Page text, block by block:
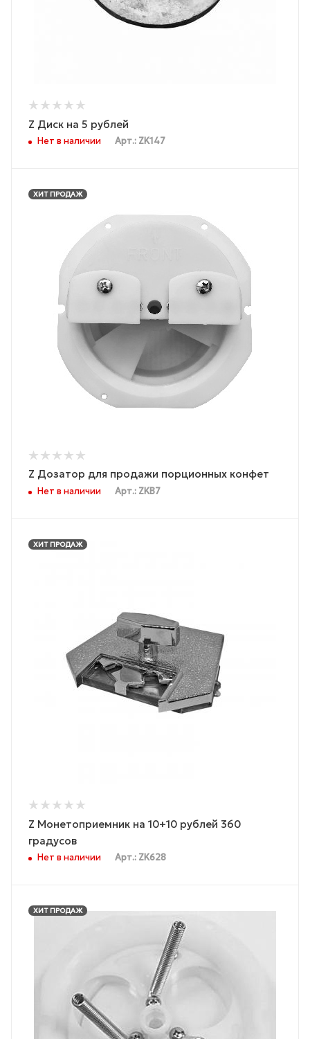
Z Диск на 5 рублей
Нет в наличии Арт.: ZK147
ХИТ ПРОДАЖ
Z Дозатор для продажи порционных конфет
Нет в наличии Арт.: ZKB7
ХИТ ПРОДАЖ
Z Монетоприемник на 10+10 рублей 360
градусов
Нет в наличии Арт.: ZK628
ХИТ ПРОДАЖ